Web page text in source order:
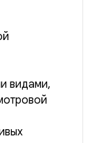
видами,